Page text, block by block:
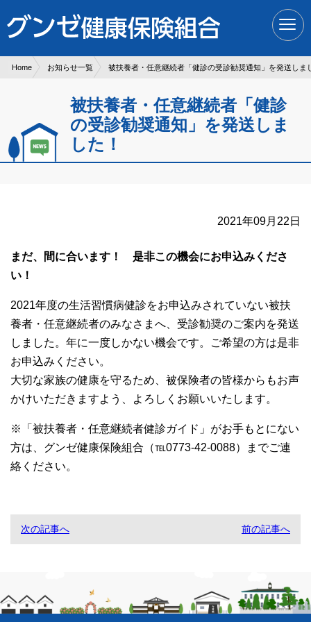
Home お知らせ一覧 被扶養者・任意継続者「健診の受診勧奨通知」を発送しま
被扶養者・任意継続者「健診
の受診勧奨通知」を発送しま
した！
2021年09月22日
まだ、間に合います！ 是非この機会にお申込みくださ
い！
2021年度の生活習慣病健診をお申込みされていない被扶
養者・任意継続者のみなさまへ、受診勧奨のご案内を発送
しました。年に一度しかない機会です。ご希望の方は是非
お申込みください。
大切な家族の健康を守るため、被保険者の皆様からもお声
かけいただきますよう、よろしくお願いいたします。
※「被扶養者・任意継続者健診ガイド」がお手もとにない
方は、グンゼ健康保険組合（℡0773-42-0088）までご連
絡ください。
次の記事へ 前の記事へ